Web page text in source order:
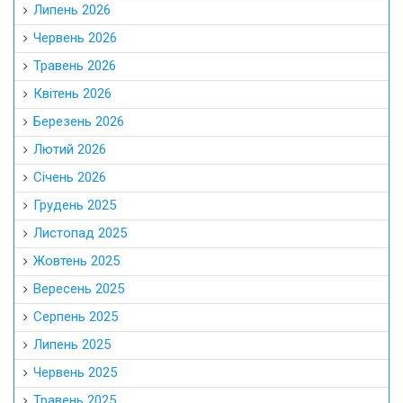
Липень 2026
Червень 2026
Травень 2026
Квітень 2026
Березень 2026
Лютий 2026
Січень 2026
Грудень 2025
Листопад 2025
Жовтень 2025
Вересень 2025
Серпень 2025
Липень 2025
Червень 2025